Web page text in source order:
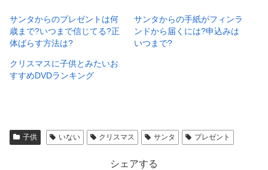
サンタからのプレゼントは何
歳まで?いつまで信じてる?正
体ばらす方法は?
サンタからの手紙がフィンラ
ンドから届くには?申込みは
いつまで?
クリスマスに子供とみたいお
すすめDVDランキング
子供 いない クリスマス サンタ プレゼント
シェアする